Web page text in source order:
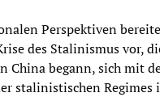
Perspektiven
des Stalinismus vor,
China begann, sich mit
stalinistischen Regimes